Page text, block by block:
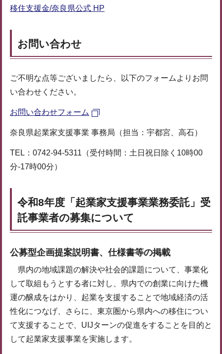
移住支援金/奈良県公式 HP
お問い合わせ
ご不明な点等ございましたら、以下のフォームよりお問
い合わせください。
お問い合わせフォーム
奈良県起業家支援事業 事務局（担当：宇都宮、高石）
TEL：0742-94-5311（受付時間：土日祝日除く10時00
分-17時00分）
令和8年度「起業家支援事業業務委託」受
託事業者の募集について
公募型企画提案説明書、仕様書等の掲載
県内の地域課題の解決や社会的課題について、事業化
して取組もうとする者に対し、県内での創業に向けた機
運の醸成をはかり、起業を支援することで地域経済の活
性化につなげ、さらに、東京圏から県内への移住につい
て支援することで、UIJターンの促進をすることを目的と
して起業家支援事業を実施します。